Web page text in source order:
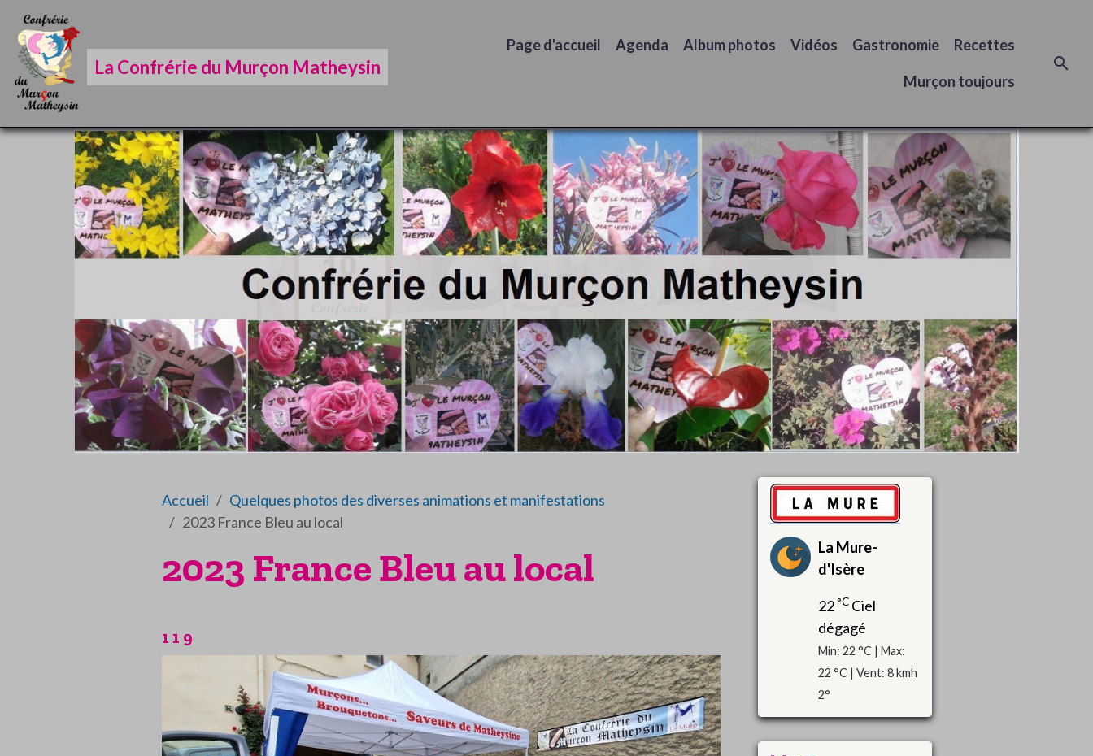
La Confrérie du Murçon Matheysin
Page d'accueil Agenda Album photos Vidéos Gastronomie Recettes
Murçon toujours
Accueil
Quelques photos des diverses animations et manifestations
2023 France Bleu au local
2023 France Bleu au local
1 1 9
La Mure-
d'Isère
22 °CCiel
dégagé
Min: 22 °C | Max:
22 °C | Vent: 8 kmh
2°